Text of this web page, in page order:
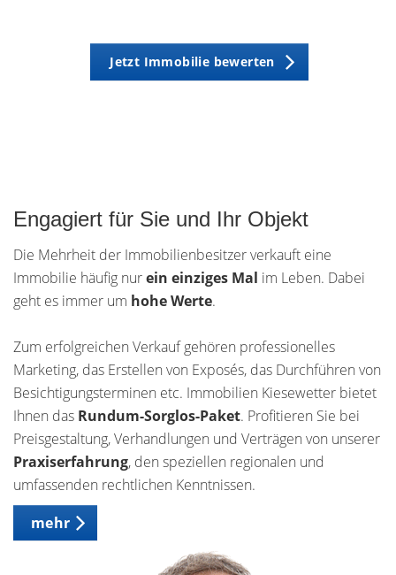
Jetzt Immobilie bewerten
Engagiert für Sie und Ihr Objekt
Die Mehrheit der Immobilienbesitzer verkauft eine
Immobilie häufig nurein einziges Mal im Leben. Dabei
geht es immer um hohe Werte.
Zum erfolgreichen Verkauf gehören professionelles
Marketing, das Erstellen von Exposés, das Durchführen von
Besichtigungsterminen etc. Immobilien Kiesewetter bietet
Ihnen das Rundum-Sorglos-Paket. Profitieren Sie bei
Preisgestaltung, Verhandlungen und Verträgen von unserer
Praxiserfahrung, den speziellen regionalen und
umfassenden rechtlichen Kenntnissen.
mehr